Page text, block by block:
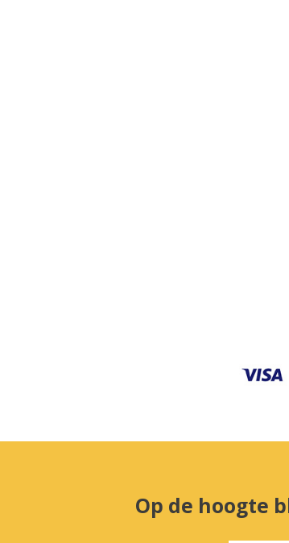
Op de hoogte